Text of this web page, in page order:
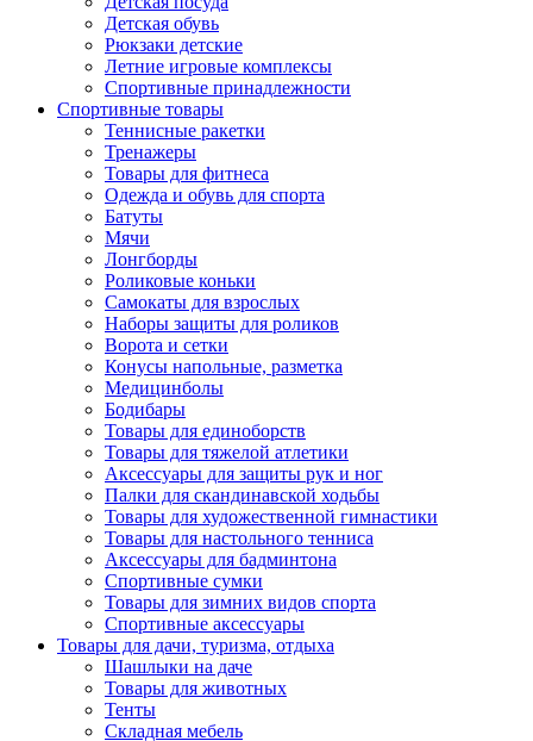
Детская обувь
Рюкзаки детские
Летние игровые комплексы
Спортивные принадлежности
Спортивные товары
Теннисные ракетки
Тренажеры
Товары для фитнеса
Одежда и обувь для спорта
Батуты
Мячи
Лонгборды
Роликовые коньки
Самокаты для взрослых
Наборы защиты для роликов
Ворота и сетки
Конусы напольные, разметка
Медицинболы
Бодибары
Товары для единоборств
Товары для тяжелой атлетики
Аксессуары для защиты рук и ног
Палки для скандинавской ходьбы
Товары для художественной гимнастики
Товары для настольного тенниса
Аксессуары для бадминтона
Спортивные сумки
Товары для зимних видов спорта
Спортивные аксессуары
Товары для дачи, туризма, отдыха
Шашлыки на даче
Товары для животных
Тенты
Складная мебель